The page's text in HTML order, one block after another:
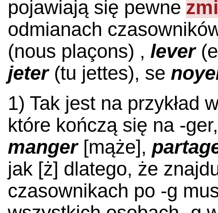
pojawiają się pewne
odmianach
(nous plaçons) , lever
jeter(tu jettes), se
1) Tak jest na przykład
które kończą się na -
manger[mąże],
jak [ż] dlatego, że
czasownikach po -g